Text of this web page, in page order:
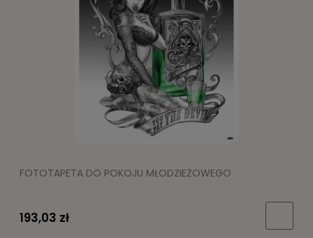
FOTOTAPETA DO POKOJU MŁODZIEŻOWEGO
193,03 zł